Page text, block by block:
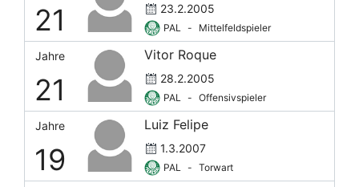
21 23.2.2005
PAL - Mittelfeldspieler
Jahre
21
Vitor Roque
28.2.2005
PAL - Offensivspieler
Jahre
19
Luiz Felipe
1.3.2007
PAL - Torwart